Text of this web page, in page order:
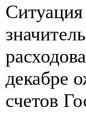
декабре
счетов